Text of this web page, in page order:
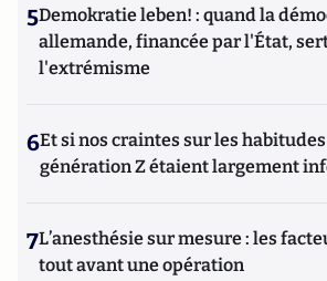
5Demokratie leben! : quand la
allemande, financée par l'État,
l'extrémisme
6Et si nos craintes sur les
génération Z étaient largement
7L’anesthésie sur mesure : les
tout avant une opération